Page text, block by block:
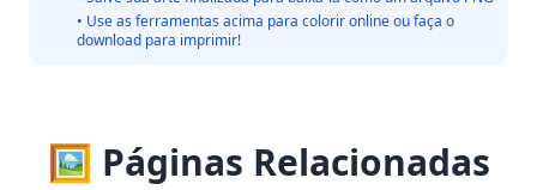
• Use as ferramentas acima para colorir online ou faça o
download para imprimir!
🖼️ Páginas Relacionadas